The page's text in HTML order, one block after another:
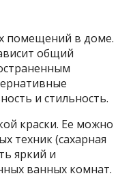
помещений в доме.
общий
и стильность.
краски. Ее можно
техник (сахарная
яркий и
ванных комнат.